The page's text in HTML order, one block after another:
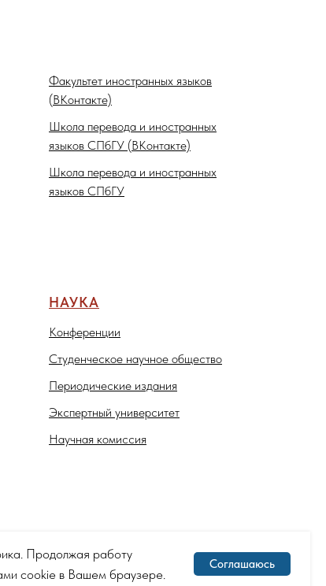
Факультет иностранных языков
(ВКонтакте)
Школа перевода и иностранных
языков СПбГУ (ВКонтакте)
Школа перевода и иностранных
языков СПбГУ
НАУКА
Конференции
Студенческое научное общество
Периодические издания
Экспертный университет
Научная комиссия
Продолжая работу
cookie в Вашем браузере.
Соглашаюсь